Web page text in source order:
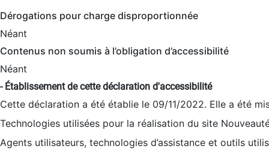
Dérogations pour charge disproportionnée
Néant
Contenus non soumis à l’obligation d’accessibilité
Néant
- Établissement de cette déclaration d'accessibilité
Cette déclaration a été établie le 09/11/2022. Elle a été
Technologies utilisées pour la réalisation du site
Agents utilisateurs, technologies d’assistance et outils